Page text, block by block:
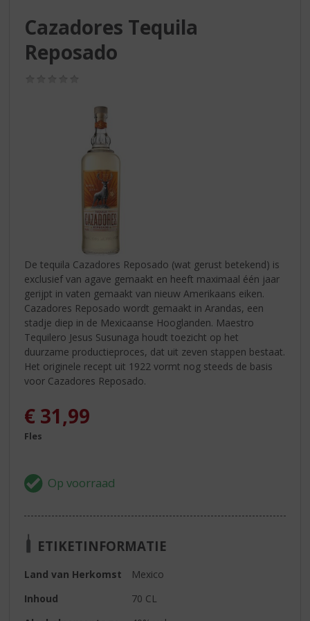
Cazadores Tequila
Reposado
De tequila Cazadores Reposado (wat gerust betekend) is
exclusief van agave gemaakt en heeft maximaal één jaar
gerijpt in vaten gemaakt van nieuw Amerikaans eiken.
Cazadores Reposado wordt gemaakt in Arandas, een
stadje diep in de Mexicaanse Hooglanden. Maestro
Tequilero Jesus Susunaga houdt toezicht op het
duurzame productieproces, dat uit zeven stappen bestaat.
Het originele recept uit 1922 vormt nog steeds de basis
voor Cazadores Reposado.
€ 31,99
Fles
ETIKETINFORMATIE
Land van Herkomst
Mexico
Inhoud
70 CL